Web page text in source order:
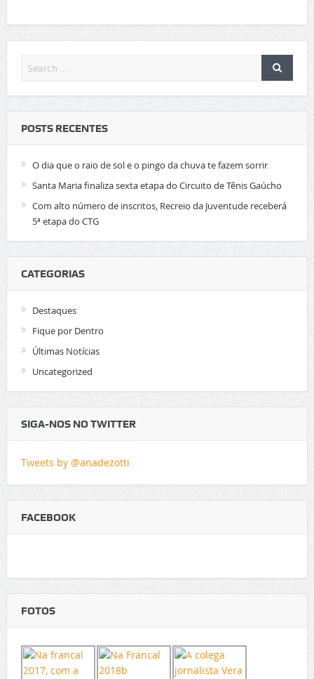
POSTS RECENTES
O dia que o raio de sol e o pingo da chuva te fazem sorrir
Santa Maria finaliza sexta etapa do Circuito de Tênis Gaúcho
Com alto número de inscritos, Recreio da Juventude receberá
5ª etapa do CTG
CATEGORIAS
Destaques
Fique por Dentro
Últimas Notícias
Uncategorized
SIGA-NOS NO TWITTER
Tweets by @anadezotti
FACEBOOK
FOTOS